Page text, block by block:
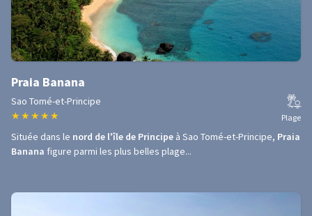
Praia Banana
Sao Tomé-et-Principe
★ ★ ★ ★ ★ Plage
Située dans le nord de l'île de Principe à Sao Tomé-et-Principe, Praia
Banana figure parmi les plus belles plage...